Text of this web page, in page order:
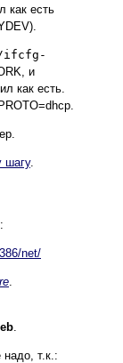
как есть
ifcfg-
и
как есть.
шагу.
net/
надо, т.к.: